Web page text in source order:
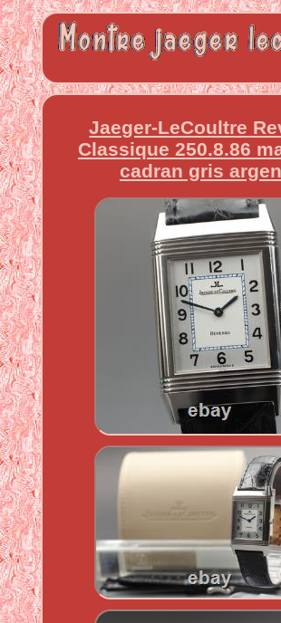
Jaeger-LeCoultre
Classique 250.8.86
cadran gris